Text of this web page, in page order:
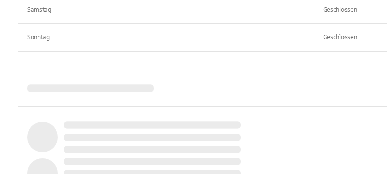
Samstag Geschlossen
Sonntag Geschlossen